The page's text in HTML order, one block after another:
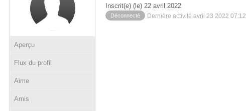
Aperçu
Flux du profil
Aime
Amis
Inscrit(e) (le) 22 avril 2022
Déconnecté Dernière activité avril 23 2022 07:12